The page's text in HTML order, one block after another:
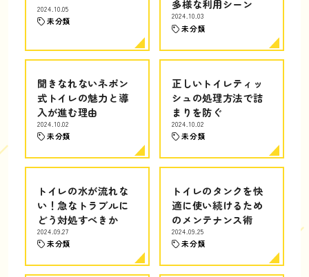
2024.10.05
未分類
多様な利用シーン
2024.10.03
未分類
聞きなれないネポン
式トイレの魅力と導
入が進む理由
2024.10.02
未分類
正しいトイレティッ
シュの処理方法で詰
まりを防ぐ
2024.10.02
未分類
トイレの水が流れな
い！急なトラブルに
どう対処すべきか
2024.09.27
未分類
トイレのタンクを快
適に使い続けるため
のメンテナンス術
2024.09.25
未分類